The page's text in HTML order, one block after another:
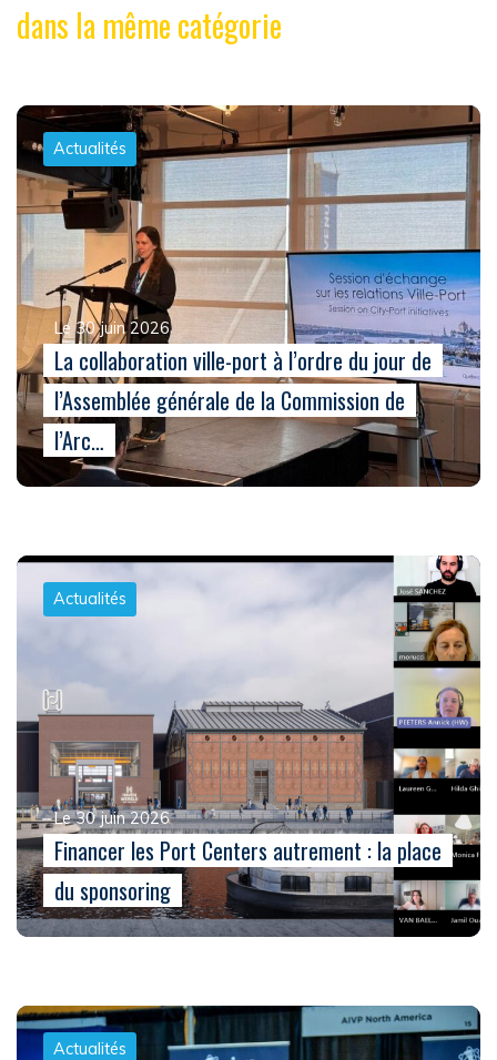
dans la même catégorie
Actualités
Le 30 juin 2026
La collaboration ville-port à l’ordre du jour de
l’Assemblée générale de la Commission de
l’Arc…
Actualités
Le 30 juin 2026
Financer les Port Centers autrement : la place
du sponsoring
Actualités